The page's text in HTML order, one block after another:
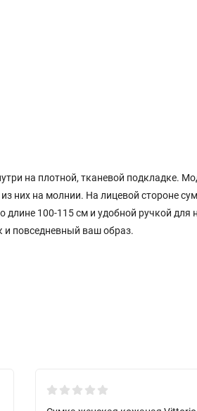
на плотной, тканевой подкладке.
них на молнии. На лицевой стороне
длине 100-115 см и удобной ручкой для
и повседневный ваш образ.
New!